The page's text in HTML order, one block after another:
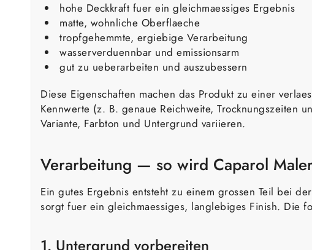
hohe Deckkraft fuer ein gleichmaessiges Ergebnis
matte, wohnliche Oberflaeche
tropfgehemmte, ergiebige Verarbeitung
wasserverduennbar und emissionsarm
gut zu ueberarbeiten und auszubessern
Diese Eigenschaften machen das Produkt zu einer
Kennwerte (z. B. genaue Reichweite, Trocknungszeiten
Variante, Farbton und Untergrund variieren.
Verarbeitung — so wird Caparol
Ein gutes Ergebnis entsteht zu einem grossen Teil bei
sorgt fuer ein gleichmaessiges, langlebiges Finish. Die
1. Untergrund vorbereiten